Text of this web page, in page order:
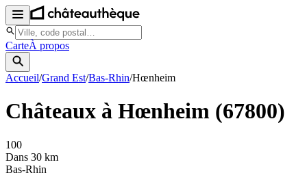
CarteÀ propos
Accueil/Grand Est/Bas-Rhin/Hœnheim
Châteaux à Hœnheim (67800)
100
Dans 30 km
Bas-Rhin